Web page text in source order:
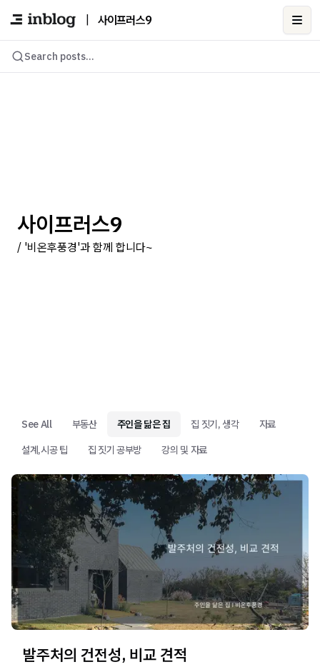
사이프러스9
Search posts...
사이프러스9
/ '비온후풍경'과 함께 합니다~
See All 부동산 주인을 닮은 집 집 짓기, 생각
자료
설계,시공 팁
집 짓기 공부방 강의 및 자료
발주처의 건전성, 비교 견적